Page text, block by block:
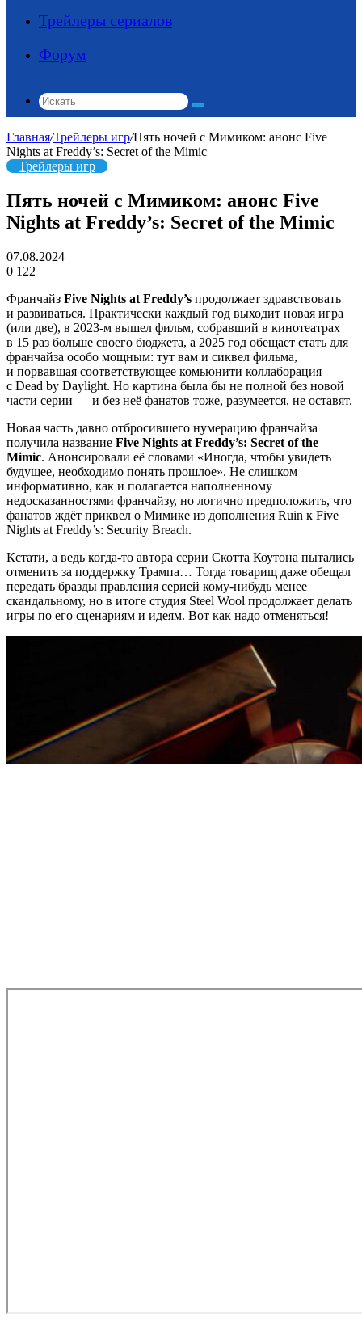
Трейлеры сериалов
Форум
Искать
Главная/Трейлеры игр/Пять ночей с Мимиком: анонс Five
Nights at Freddy’s: Secret of the Mimic
Трейлеры игр
Пять ночей с Мимиком: анонс Five
Nights at Freddy’s: Secret of the Mimic
07.08.2024
0 122
Франчайз Five Nights at Freddy’s продолжает здравствовать
и развиваться. Практически каждый год выходит новая игра
(или две), в 2023-м вышел фильм, собравший в кинотеатрах
в 15 раз больше своего бюджета, а 2025 год обещает стать для
франчайза особо мощным: тут вам и сиквел фильма,
и порвавшая соответствующее комьюнити коллаборация
с Dead by Daylight. Но картина была бы не полной без новой
части серии — и без неё фанатов тоже, разумеется, не оставят.
Новая часть давно отбросившего нумерацию франчайза
получила название Five Nights at Freddy’s: Secret of the
Mimic. Анонсировали её словами «Иногда, чтобы увидеть
будущее, необходимо понять прошлое». Не слишком
информативно, как и полагается наполненному
недосказанностями франчайзу, но логично предположить, что
фанатов ждёт приквел о Мимике из дополнения Ruin к Five
Nights at Freddy’s: Security Breach.
Кстати, а ведь когда-то автора серии Скотта Коутона пытались
отменить за поддержку Трампа… Тогда товарищ даже обещал
передать бразды правления серией кому-нибудь менее
скандальному, но в итоге студия Steel Wool продолжает делать
игры по его сценариям и идеям. Вот как надо отменяться!